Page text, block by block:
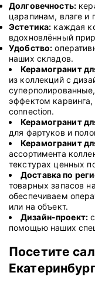
Долговечность:
царапинам, влаге и
Эстетика: каждая
вдохновлённый
Удобство:
наших складов.
Керамогранит
из коллекций с
эффектом
connection.
Керамогранит
для фартуков и
Керамогранит
ассортимента
текстурах ценных
Доставка по
товарных запасов
обеспечиваем
или на объект.
Дизайн-проект:
помощью наших
Посетите